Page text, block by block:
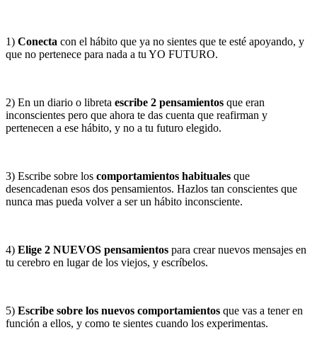
1) Conecta con el hábito que ya no sientes que te esté apoyando, y
que no pertenece para nada a tu YO FUTURO.
2) En un diario o libreta escribe 2 pensamientos que eran
inconscientes pero que ahora te das cuenta que reafirman y
pertenecen a ese hábito, y no a tu futuro elegido.
3) Escribe sobre los comportamientos habituales que
desencadenan esos dos pensamientos. Hazlos tan conscientes que
nunca mas pueda volver a ser un hábito inconsciente.
4) Elige 2 NUEVOS pensamientos para crear nuevos mensajes en
tu cerebro en lugar de los viejos, y escríbelos.
5) Escribe sobre los nuevos comportamientos que vas a tener en
función a ellos, y como te sientes cuando los experimentas.